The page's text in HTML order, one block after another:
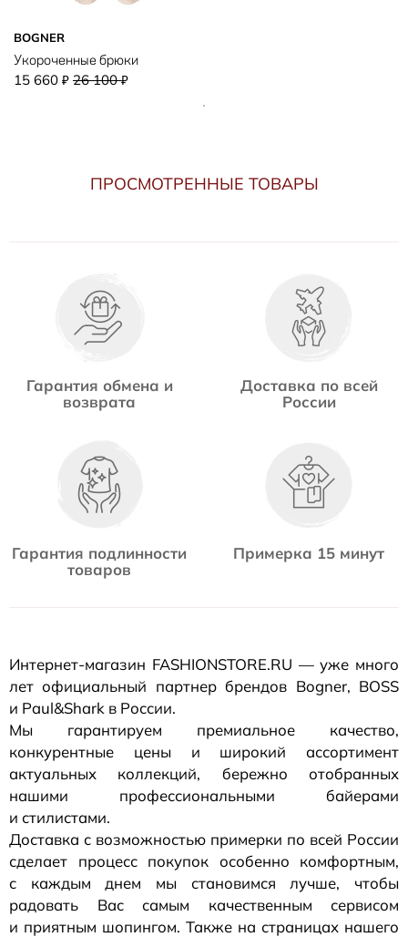
BOGNER
Укороченные брюки
15 660 ₽ 26 100₽
ПРОСМОТРЕННЫЕ ТОВАРЫ
Гарантия обмена и
возврата
Доставка по всей
России
Гарантия подлинности
товаров
Примерка 15 минут
Интернет-магазин FASHIONSTORE.RU — уже много
лет официальный партнер брендов Bogner, BOSS
и Paul&Shark в России.
Мы гарантируем премиальное качество,
конкурентные цены и широкий ассортимент
актуальных коллекций, бережно отобранных
нашими профессиональными байерами
и стилистами.
Доставка с возможностью примерки по всей России
сделает процесс покупок особенно комфортным,
с каждым днем мы становимся лучше, чтобы
радовать Вас самым качественным сервисом
и приятным шопингом. Также на страницах нашего